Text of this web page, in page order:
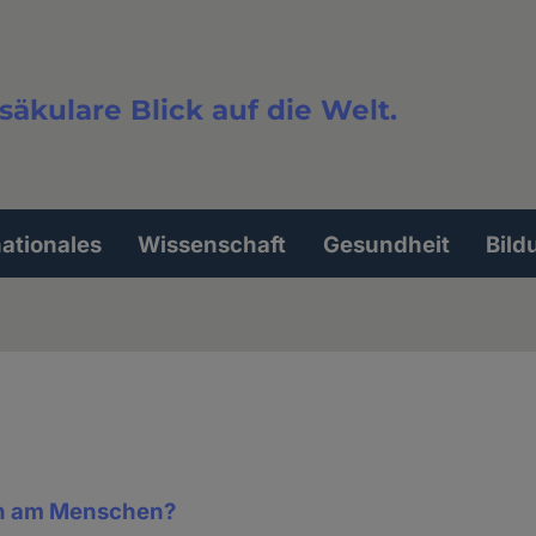
Blick auf die Welt.
Wissenschaft Gesundheit
am Menschen?